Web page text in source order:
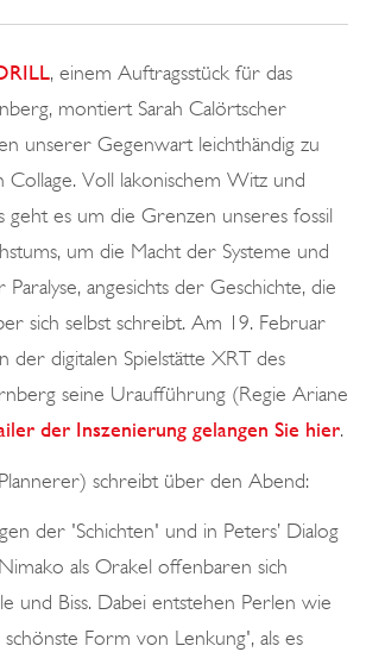
, einem Auftragsstück für das
montiert Sarah Calörtscher
unserer Gegenwart leichthändig zu
Voll lakonischem Witz und
geht es um die Grenzen unseres fossil
um die Macht der Systeme und
angesichts der Geschichte, die
sich selbst schreibt. Am 19. Februar
der digitalen Spielstätte XRT des
seine Uraufführung (Regie Ariane
der Inszenierung gelangen Sie hier.
schreibt über den Abend:
der 'Schichten' und in Peters’ Dialog
als Orakel offenbaren sich
und Biss. Dabei entstehen Perlen wie
Form von Lenkung', als es